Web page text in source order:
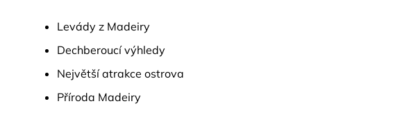
Levády z Madeiry
Dechberoucí výhledy
Největší atrakce ostrova
Příroda Madeiry